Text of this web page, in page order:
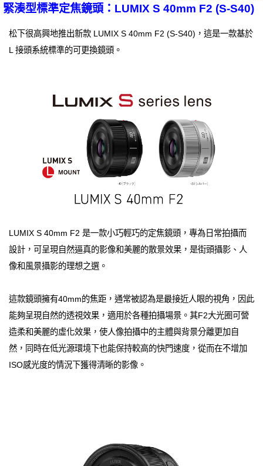
緊湊型標準定焦鏡頭：LUMIX S 40mm F2 (S-S40)
松下很高興地推出新款 LUMIX S 40mm F2 (S-S40)，這是一款基於
L 接頭系統標準的可更換鏡頭。
LUMIX S 40mm F2 是一款小巧輕巧的定焦鏡頭，專為日常拍攝而
設計，可呈現自然逼真的影像和美麗的散景效果，是街頭攝影、人
像和風景攝影的理想之選。
這款鏡頭擁有40mm的焦距，通常被認為是最接近人眼的視角，因此
能夠呈現自然的透視效果，適用於各種拍攝場景。其F2大光圈可營
造柔和美麗的虛化效果，使人像拍攝中的主體與背景分離更加自
然，同時在低光源環境下也能保持較高的快門速度，從而在不增加
ISO感光度的情況下獲得清晰的影像。